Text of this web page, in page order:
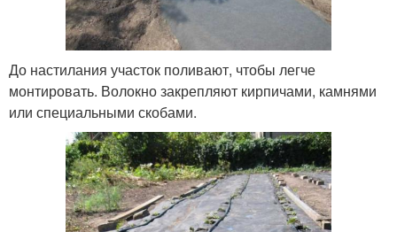
До настилания участок поливают, чтобы легче
монтировать. Волокно закрепляют кирпичами, камнями
или специальными скобами.